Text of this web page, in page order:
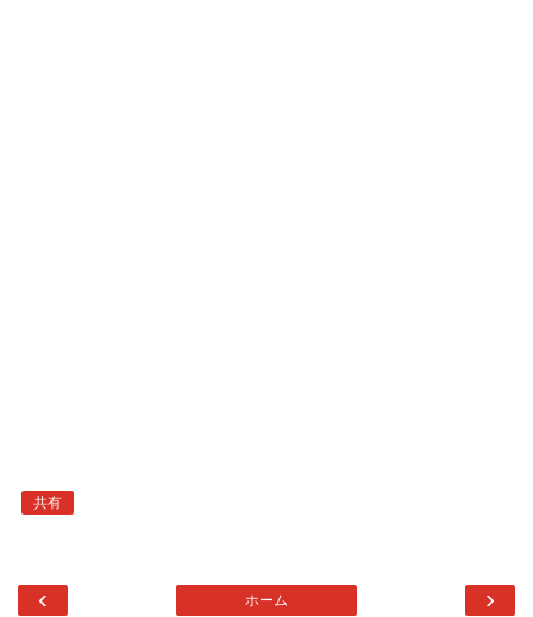
共有
‹ ›
ホーム